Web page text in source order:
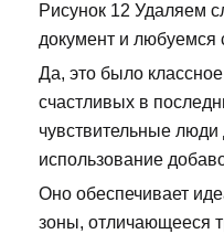
Рисунок 12 Удаляем
документ и
Да, это было
счастливых в
чувствительные
использование
Оно обеспечивает
зоны, отличающееся